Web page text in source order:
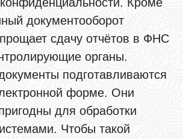
документооборот
сдачу отчётов в ФНС
органы.
подготавливаются
форме. Они
для обработки
Чтобы такой